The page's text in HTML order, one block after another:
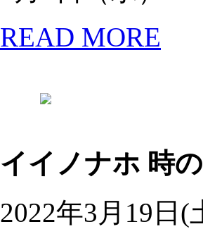
READ MORE
イイノナホ 時
2022年3月19日(